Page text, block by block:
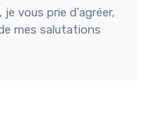
vous prie d'agréer,
mes salutations